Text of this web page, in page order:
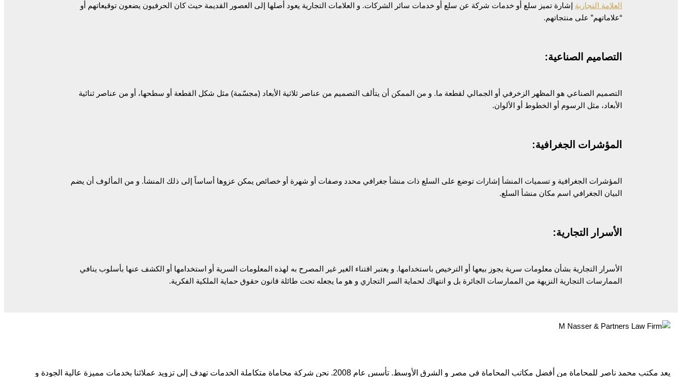
العلامة التجارية إشارة تميز سلع أو خدمات شركة عن سلع أو خدمات سائر الشركات. و العلامات التجارية يعود أصلها إلى العصور القديمة حيث كان الحرفيون يضعون توقيعاتهم أو
“علاماتهم” على منتجاتهم.
التصاميم الصناعية:
التصميم الصناعي هو المظهر الزخرفي أو الجمالي لقطعة ما. و من الممكن أن يتألف التصميم من عناصر ثلاثية الأبعاد (مجسّمة) مثل شكل القطعة أو سطحها، أو من عناصر ثنائية
الأبعاد، مثل الرسوم أو الخطوط أو الألوان.
المؤشرات الجغرافية:
المؤشرات الجغرافية و تسميات المنشأ إشارات توضع على السلع ذات منشأ جغرافي محدد وصفات أو شهرة أو خصائص يمكن عزوها أساساً إلى ذلك المنشأ. و من المألوف أن يضم
البيان الجغرافي اسم مكان منشأ السلع.
الأسرار التجارية:
الأسرار التجارية بشأن معلومات سرية يجوز بيعها أو الترخيص باستخدامها. و يعتبر اقتناء الغير غير المصرح به لهذه المعلومات السرية أو استخدامها أو الكشف عنها بأسلوب ينافي
الممارسات التجارية النزيهة من الممارسات الجائرة بل و انتهاك لحماية السر التجاري و هو ما يجعله تحت طائلة قانون حقوق حماية الملكية الفكرية.
يعد مكتب محمد ناصر للمحاماة من أفضل مكاتب المحاماة في مصر و الشرق الأوسط. تأسس عام 2008. نحن شركة محاماة متكاملة الخدمات تهدف إلى تزويد عملائنا بخدمات مميزة عالية الجودة و